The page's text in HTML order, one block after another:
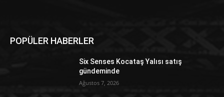
POPÜLER HABERLER
Six Senses Kocataş Yalısı satış
gündeminde
Ağustos 7, 2026